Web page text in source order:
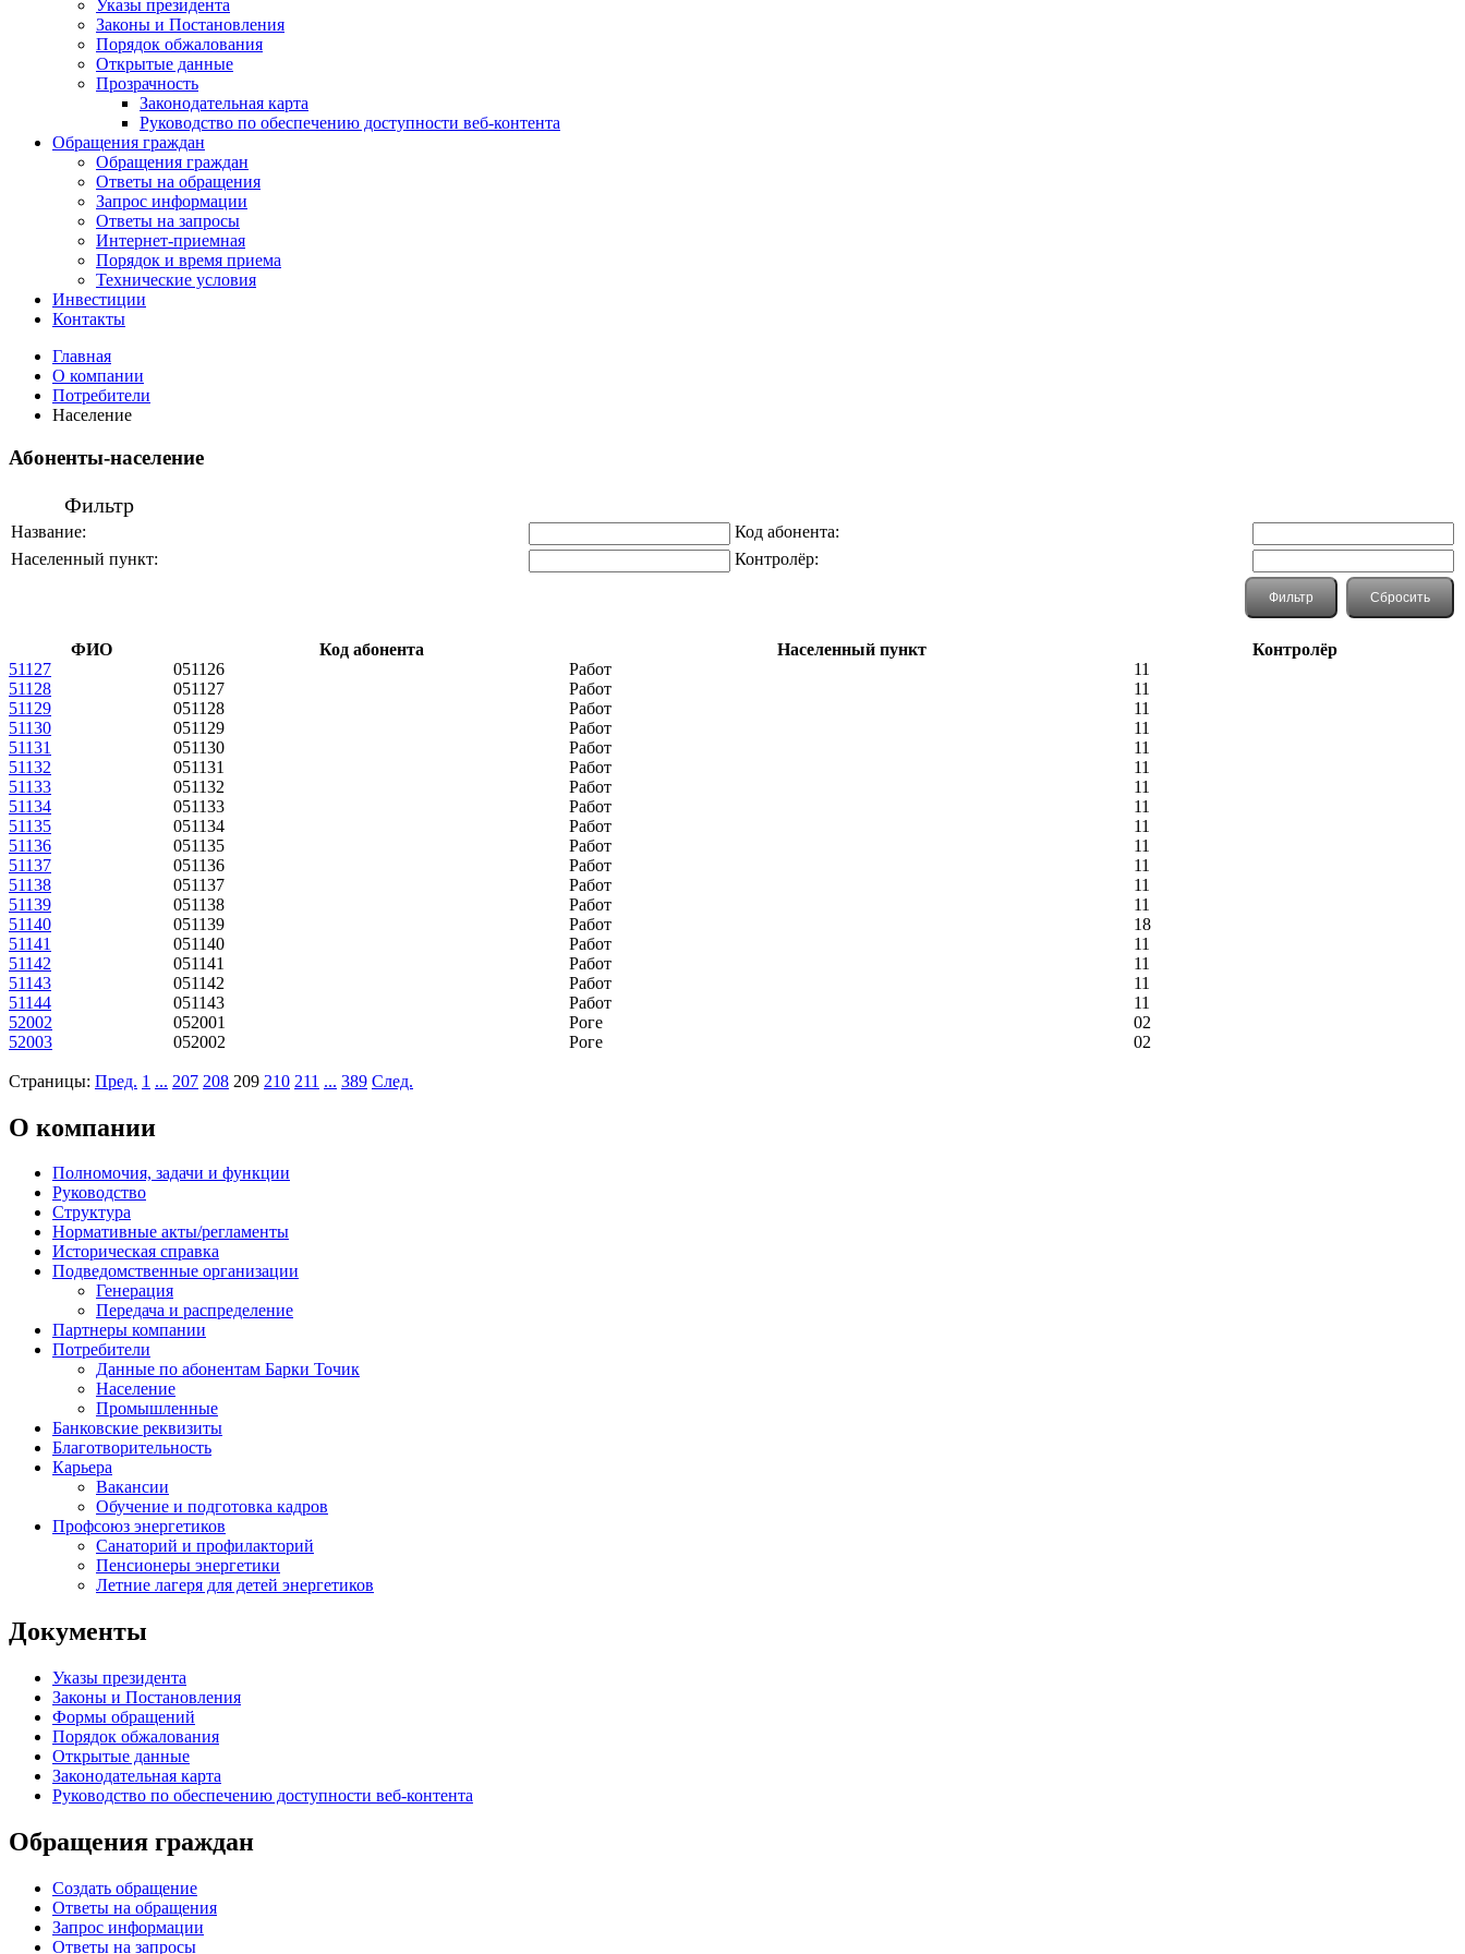
Указы президента
Законы и Постановления
Порядок обжалования
Открытые данные
Прозрачность
Законодательная карта
Руководство по обеспечению доступности веб-контента
Обращения граждан
Обращения граждан
Ответы на обращения
Запрос информации
Ответы на запросы
Интернет-приемная
Порядок и время приема
Технические условия
Инвестиции
Контакты
Главная
О компании
Потребители
Население
Абоненты-население
Фильтр
Название:
Код абонента:
Населенный пункт:
Контролёр:
ФИО Код абонента Населенный пункт
Контролёр
51127
051126 Работ
11
51128
051127 Работ
11
51129
051128 Работ
11
51130
051129 Работ
11
51131
051130 Работ
11
51132
051131 Работ
11
51133
051132 Работ
11
51134
051133 Работ
11
51135
051134 Работ
11
51136
051135 Работ
11
51137
051136 Работ
11
51138
051137 Работ
11
51139
051138 Работ
11
51140
051139 Работ
18
51141
051140 Работ
11
51142
051141 Работ
11
51143
051142 Работ
11
51144
051143 Работ
11
52002
052001 Роге
02
52003
052002 Роге 02
Страницы: Пред. 1 ... 207 208 209 210 211 ... 389 След.
О компании
Полномочия, задачи и функции
Руководство
Структура
Нормативные акты/регламенты
Историческая справка
Подведомственные организации
Генерация
Передача и распределение
Партнеры компании
Потребители
Данные по абонентам Барки Точик
Население
Промышленные
Банковские реквизиты
Благотворительность
Карьера
Вакансии
Обучение и подготовка кадров
Профсоюз энергетиков
Санаторий и профилакторий
Пенсионеры энергетики
Летние лагеря для детей энергетиков
Документы
Указы президента
Законы и Постановления
Формы обращений
Порядок обжалования
Открытые данные
Законодательная карта
Руководство по обеспечению доступности веб-контента
Обращения граждан
Создать обращение
Ответы на обращения
Запрос информации
Ответы на запросы